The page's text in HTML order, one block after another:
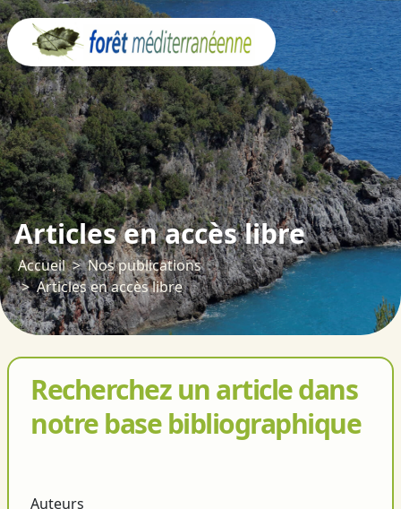
Articles en accès libre
Accueil
Nos publications
Articles en accès libre
Recherchez un article dans
notre base bibliographique
Auteurs
Panneau de gestion des cookies